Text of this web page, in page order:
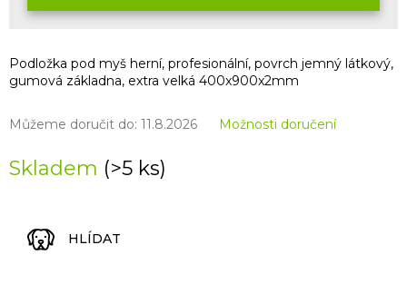
Skladem (>5 ks)
Můžeme doručit do: 11.8.2026 Možnosti doručení
Podložka pod myš herní, profesionální, povrch jemný látkový,
gumová základna, extra velká 400x900x2mm
HLÍDAT